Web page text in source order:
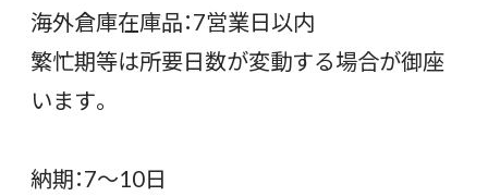
海外倉庫在庫品：7営業日以内
繁忙期等は所要日数が変動する場合が御座
います。
納期：7〜10日